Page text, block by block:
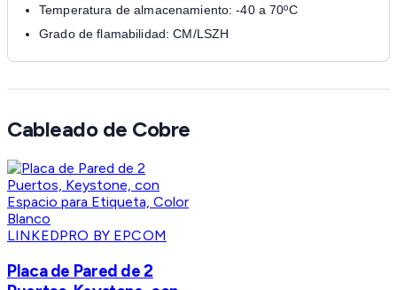
Temperatura de almacenamiento: -40 a 70ºC
Grado de flamabilidad: CM/LSZH
Cableado de Cobre
LINKEDPRO BY EPCOM
Placa de Pared de 2